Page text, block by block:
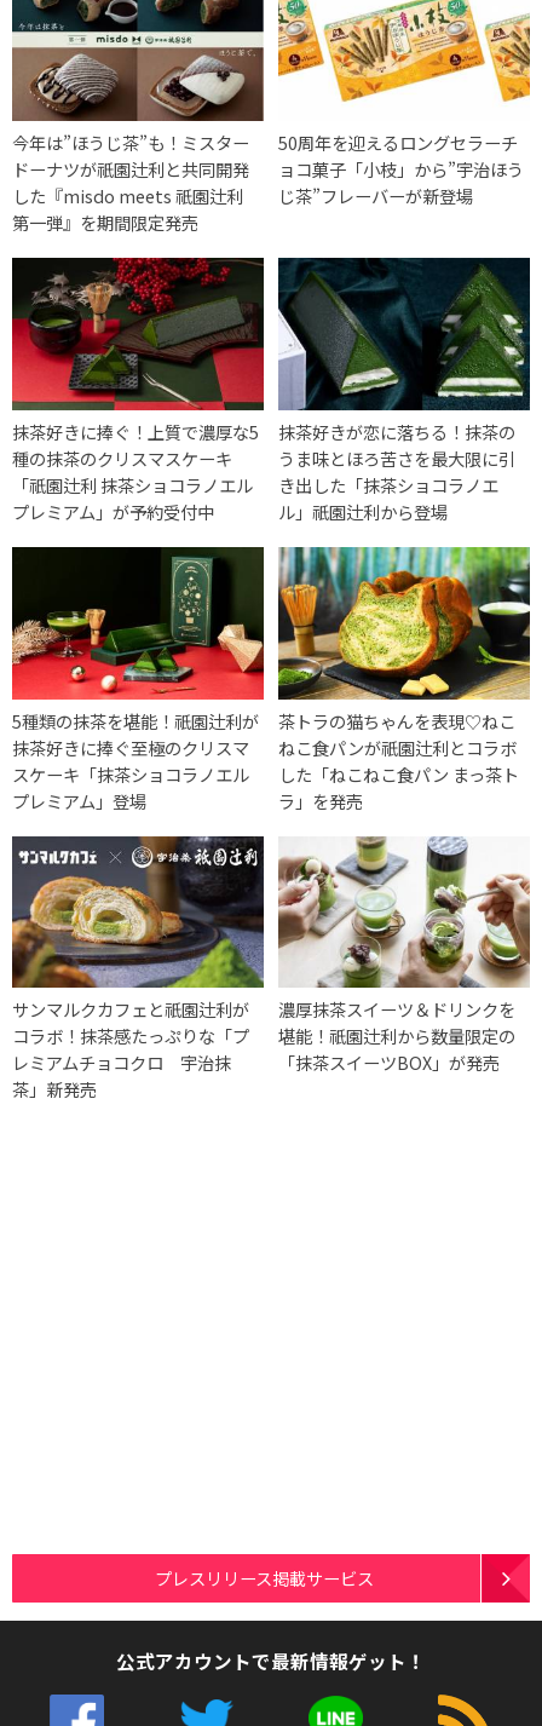
今年は”ほうじ茶”も！ミスター
ドーナツが祇園辻利と共同開発
した『misdo meets 祇園辻利
第一弾』を期間限定発売
50周年を迎えるロングセラーチ
ョコ菓子「小枝」から”宇治ほう
じ茶”フレーバーが新登場
抹茶好きに捧ぐ！上質で濃厚な5
種の抹茶のクリスマスケーキ
「祇園辻利 抹茶ショコラノエル
プレミアム」が予約受付中
抹茶好きが恋に落ちる！抹茶の
うま味とほろ苦さを最大限に引
き出した「抹茶ショコラノエ
ル」祇園辻利から登場
5種類の抹茶を堪能！祇園辻利が
抹茶好きに捧ぐ至極のクリスマ
スケーキ「抹茶ショコラノエル
プレミアム」登場
茶トラの猫ちゃんを表現♡ねこ
ねこ食パンが祇園辻利とコラボ
した「ねこねこ食パン まっ茶ト
ラ」を発売
サンマルクカフェと祇園辻利が
コラボ！抹茶感たっぷりな「プ
レミアムチョコクロ 宇治抹
茶」新発売
濃厚抹茶スイーツ＆ドリンクを
堪能！祇園辻利から数量限定の
「抹茶スイーツBOX」が発売
プレスリリース掲載サービス
公式アカウントで最新情報ゲット！